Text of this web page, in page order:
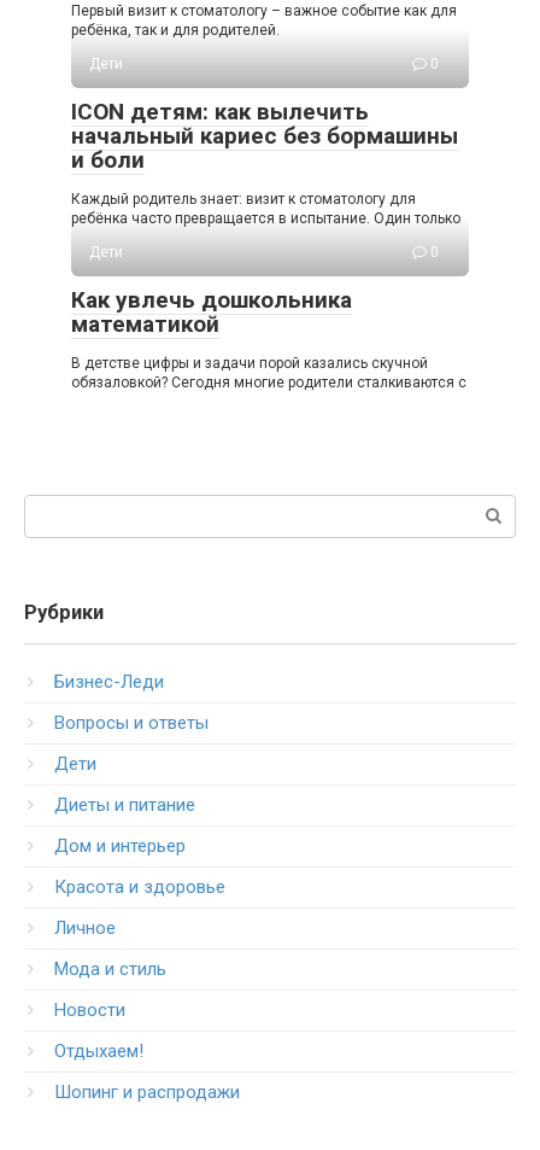
Первый визит к стоматологу – важное событие как для
ребёнка, так и для родителей.
Дети
0
ICON детям: как вылечить
начальный кариес без бормашины
и боли
Каждый родитель знает: визит к стоматологу для
ребёнка часто превращается в испытание. Один только
Дети
0
Как увлечь дошкольника
математикой
В детстве цифры и задачи порой казались скучной
обязаловкой? Сегодня многие родители сталкиваются с
Рубрики
Бизнес-Леди
Вопросы и ответы
Дети
Диеты и питание
Дом и интерьер
Красота и здоровье
Личное
Мода и стиль
Новости
Отдыхаем!
Шопинг и распродажи